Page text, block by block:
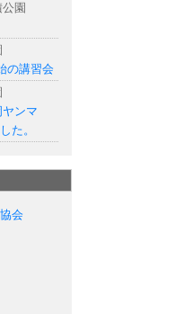
園
の講習会
ンマ
た。
会